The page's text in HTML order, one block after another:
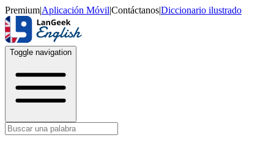
Premium|Aplicación Móvil|Contáctanos|Diccionario ilustrado
Toggle navigation